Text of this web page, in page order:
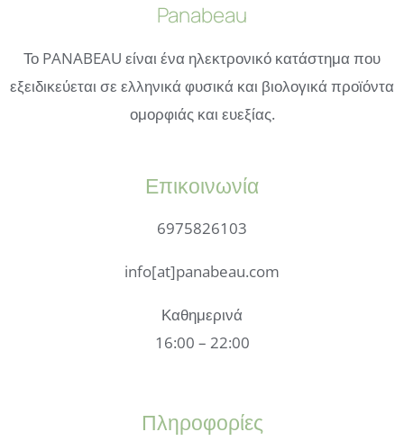
Panabeau
Το PANABEAU είναι ένα ηλεκτρονικό κατάστημα που
εξειδικεύεται σε ελληνικά φυσικά και βιολογικά προϊόντα
ομορφιάς και ευεξίας.
Επικοινωνία
6975826103
info[at]panabeau.com
Καθημερινά
16:00 – 22:00
Πληροφορίες